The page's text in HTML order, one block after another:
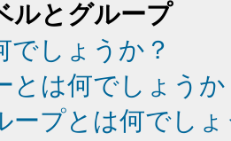
ルとグループ
でしょうか？
とは何でしょうか
ープとは何でし